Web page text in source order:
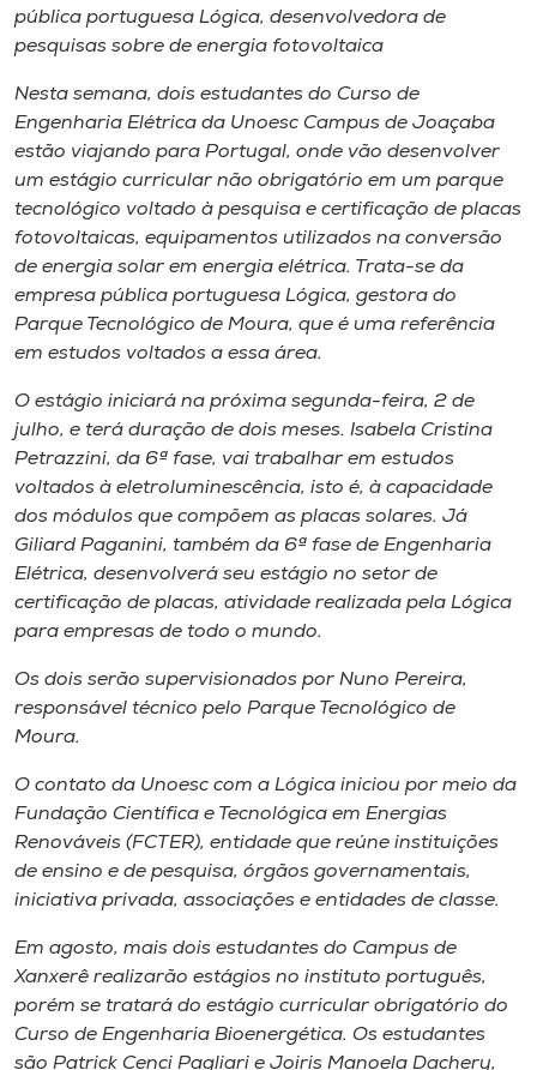
o idioma
pública portuguesa Lógica, desenvolvedora de
pesquisas sobre de energia fotovoltaica
Nesta semana, dois estudantes do Curso de
Engenharia Elétrica da Unoesc Campus de Joaçaba
estão viajando para Portugal, onde vão desenvolver
um estágio curricular não obrigatório em um parque
tecnológico voltado à pesquisa e certificação de placas
fotovoltaicas, equipamentos utilizados na conversão
de energia solar em energia elétrica. Trata-se da
empresa pública portuguesa Lógica, gestora do
Parque Tecnológico de Moura, que é uma referência
em estudos voltados a essa área.
O estágio iniciará na próxima segunda-feira, 2 de
julho, e terá duração de dois meses. Isabela Cristina
Petrazzini, da 6ª fase, vai trabalhar em estudos
voltados à eletroluminescência, isto é, à capacidade
dos módulos que compõem as placas solares. Já
Giliard Paganini, também da 6ª fase de Engenharia
Elétrica, desenvolverá seu estágio no setor de
certificação de placas, atividade realizada pela Lógica
para empresas de todo o mundo.
Os dois serão supervisionados por Nuno Pereira,
responsável técnico pelo Parque Tecnológico de
Moura.
O contato da Unoesc com a Lógica iniciou por meio da
Fundação Científica e Tecnológica em Energias
Renováveis (FCTER), entidade que reúne instituições
de ensino e de pesquisa, órgãos governamentais,
iniciativa privada, associações e entidades de classe.
Em agosto, mais dois estudantes do Campus de
Xanxerê realizarão estágios no instituto português,
porém se tratará do estágio curricular obrigatório do
Curso de Engenharia Bioenergética. Os estudantes
são Patrick Cenci Pagliari e Joiris Manoela Dachery,